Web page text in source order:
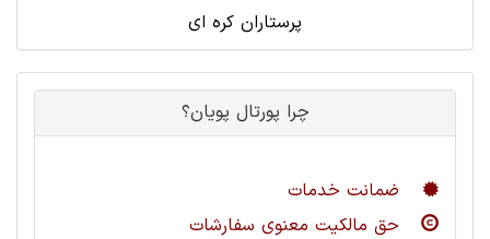
پرستاران کره ای
چرا پورتال پویان؟
ضمانت خدمات
حق مالکیت معنوی سفارشات